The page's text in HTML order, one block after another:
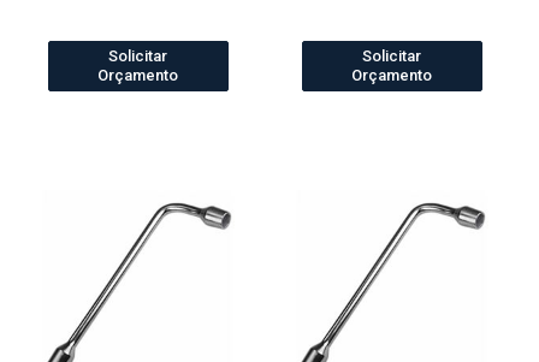
Solicitar
Orçamento
Solicitar
Orçamento